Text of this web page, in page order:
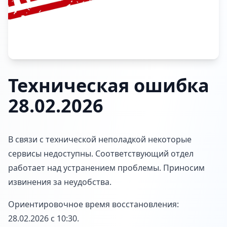
Техническая ошибка
28.02.2026
В связи с технической неполадкой некоторые
сервисы недоступны. Соответствующий отдел
работает над устранением проблемы. Приносим
извинения за неудобства.
Ориентировочное время восстановления:
28.02.2026 с 10:30.